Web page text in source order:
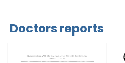
Doctors reports